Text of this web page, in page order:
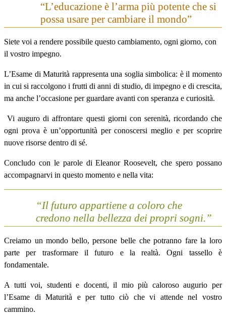
“L’educazione è l’arma più potente che si
possa usare per cambiare il mondo”
Siete voi a rendere possibile questo cambiamento, ogni giorno, con
il vostro impegno.
L’Esame di Maturità rappresenta una soglia simbolica: è il momento
in cui si raccolgono i frutti di anni di studio, di impegno e di crescita,
ma anche l’occasione per guardare avanti con speranza e curiosità.
Vi auguro di affrontare questi giorni con serenità, ricordando che
ogni prova è un’opportunità per conoscersi meglio e per scoprire
nuove risorse dentro di sé.
Concludo con le parole diEleanor Roosevelt, che spero possano
accompagnarvi in questo momento e nella vita:
“Il futuro appartiene a coloro che
credono nella bellezza dei propri sogni.”
Creiamo un mondo bello, persone belle che potranno fare la loro
parte per trasformare il futuro e la realtà. Ogni tassello è
fondamentale.
A tutti voi, studenti e docenti, il mio più caloroso augurio per
l’Esame di Maturità e per tutto ciò che vi attende nel vostro
cammino.